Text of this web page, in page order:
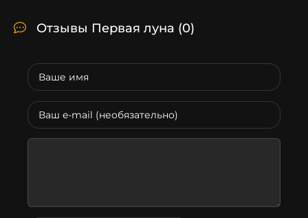
Отзывы Первая луна (0)